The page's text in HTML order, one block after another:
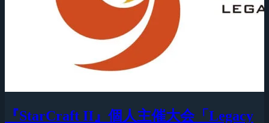
『StarCraft II』個人主催大会「Legacy